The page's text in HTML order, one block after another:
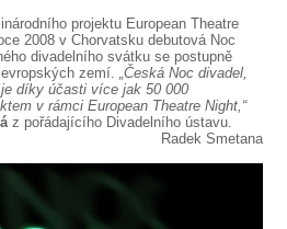
projektu European Theatre
2008 v Chorvatsku debutová Noc
divadelního svátku se postupně
zemí.„Česká Noc divadel,
díky účasti více jak 50 000
v rámci European Theatre Night,“
z pořádajícího Divadelního ústavu.
Radek Smetana